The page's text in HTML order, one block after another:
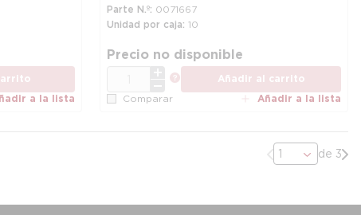
más información
a la lista
Parte N.º 0071667
Unidad por caja 10
Precio no disponible
más información
Añadir al carrito
Comparar Añadir a la lista
Página anterior
de 3